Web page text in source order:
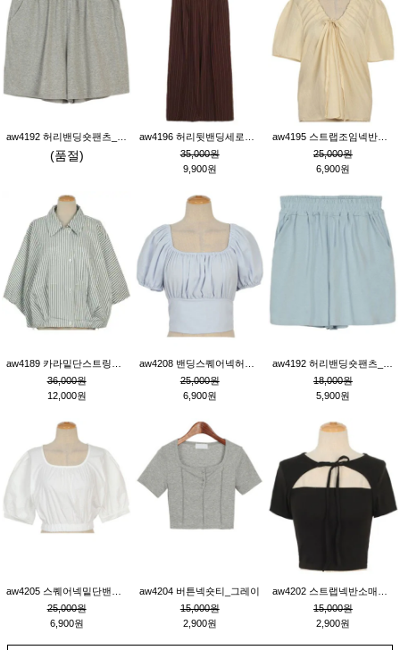
(품절)
35,000원
9,900원
25,000원
6,900원
36,000원
12,000원
25,000원
6,900원
18,000원
5,900원
25,000원
6,900원
aw4204 버튼넥숏티_그레이
15,000원
2,900원
15,000원
2,900원